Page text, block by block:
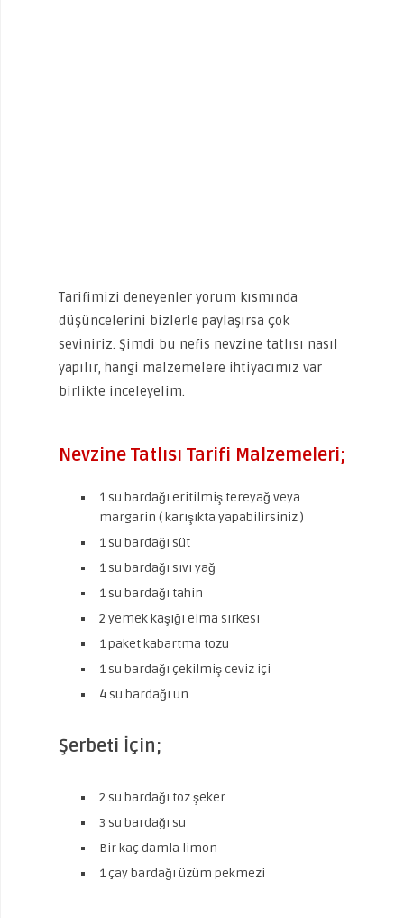
Tarifimizi deneyenler yorum kısmında
düşüncelerini bizlerle paylaşırsa çok
seviniriz. Şimdi bu nefis nevzine tatlısı nasıl
yapılır, hangi malzemelere ihtiyacımız var
birlikte inceleyelim.
Nevzine Tatlısı Tarifi Malzemeleri;
1 su bardağı eritilmiş tereyağ veya
margarin ( karışıkta yapabilirsiniz )
1 su bardağı süt
1 su bardağı sıvı yağ
1 su bardağı tahin
2 yemek kaşığı elma sirkesi
1 paket kabartma tozu
1 su bardağı çekilmiş ceviz içi
4 su bardağı un
Şerbeti İçin;
2 su bardağı toz şeker
3 su bardağı su
Bir kaç damla limon
1 çay bardağı üzüm pekmezi